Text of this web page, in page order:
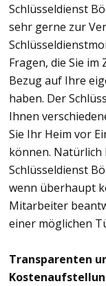
Schlüsseldienst
sehr gerne zur
Fragen, die Sie
Bezug auf Ihre
haben. Der
Ihnen
Sie Ihr Heim vor
können. Natürlich
Schlüsseldienst
wenn überhaupt
Mitarbeiter
einer möglichen
Transparenten